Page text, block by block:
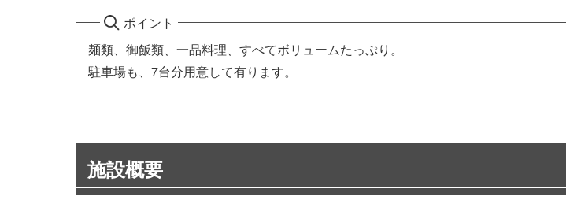
ポイント
麺類、御飯類、一品料理、すべてボリュームたっぷり。
駐車場も、7台分用意して有ります。
施設概要